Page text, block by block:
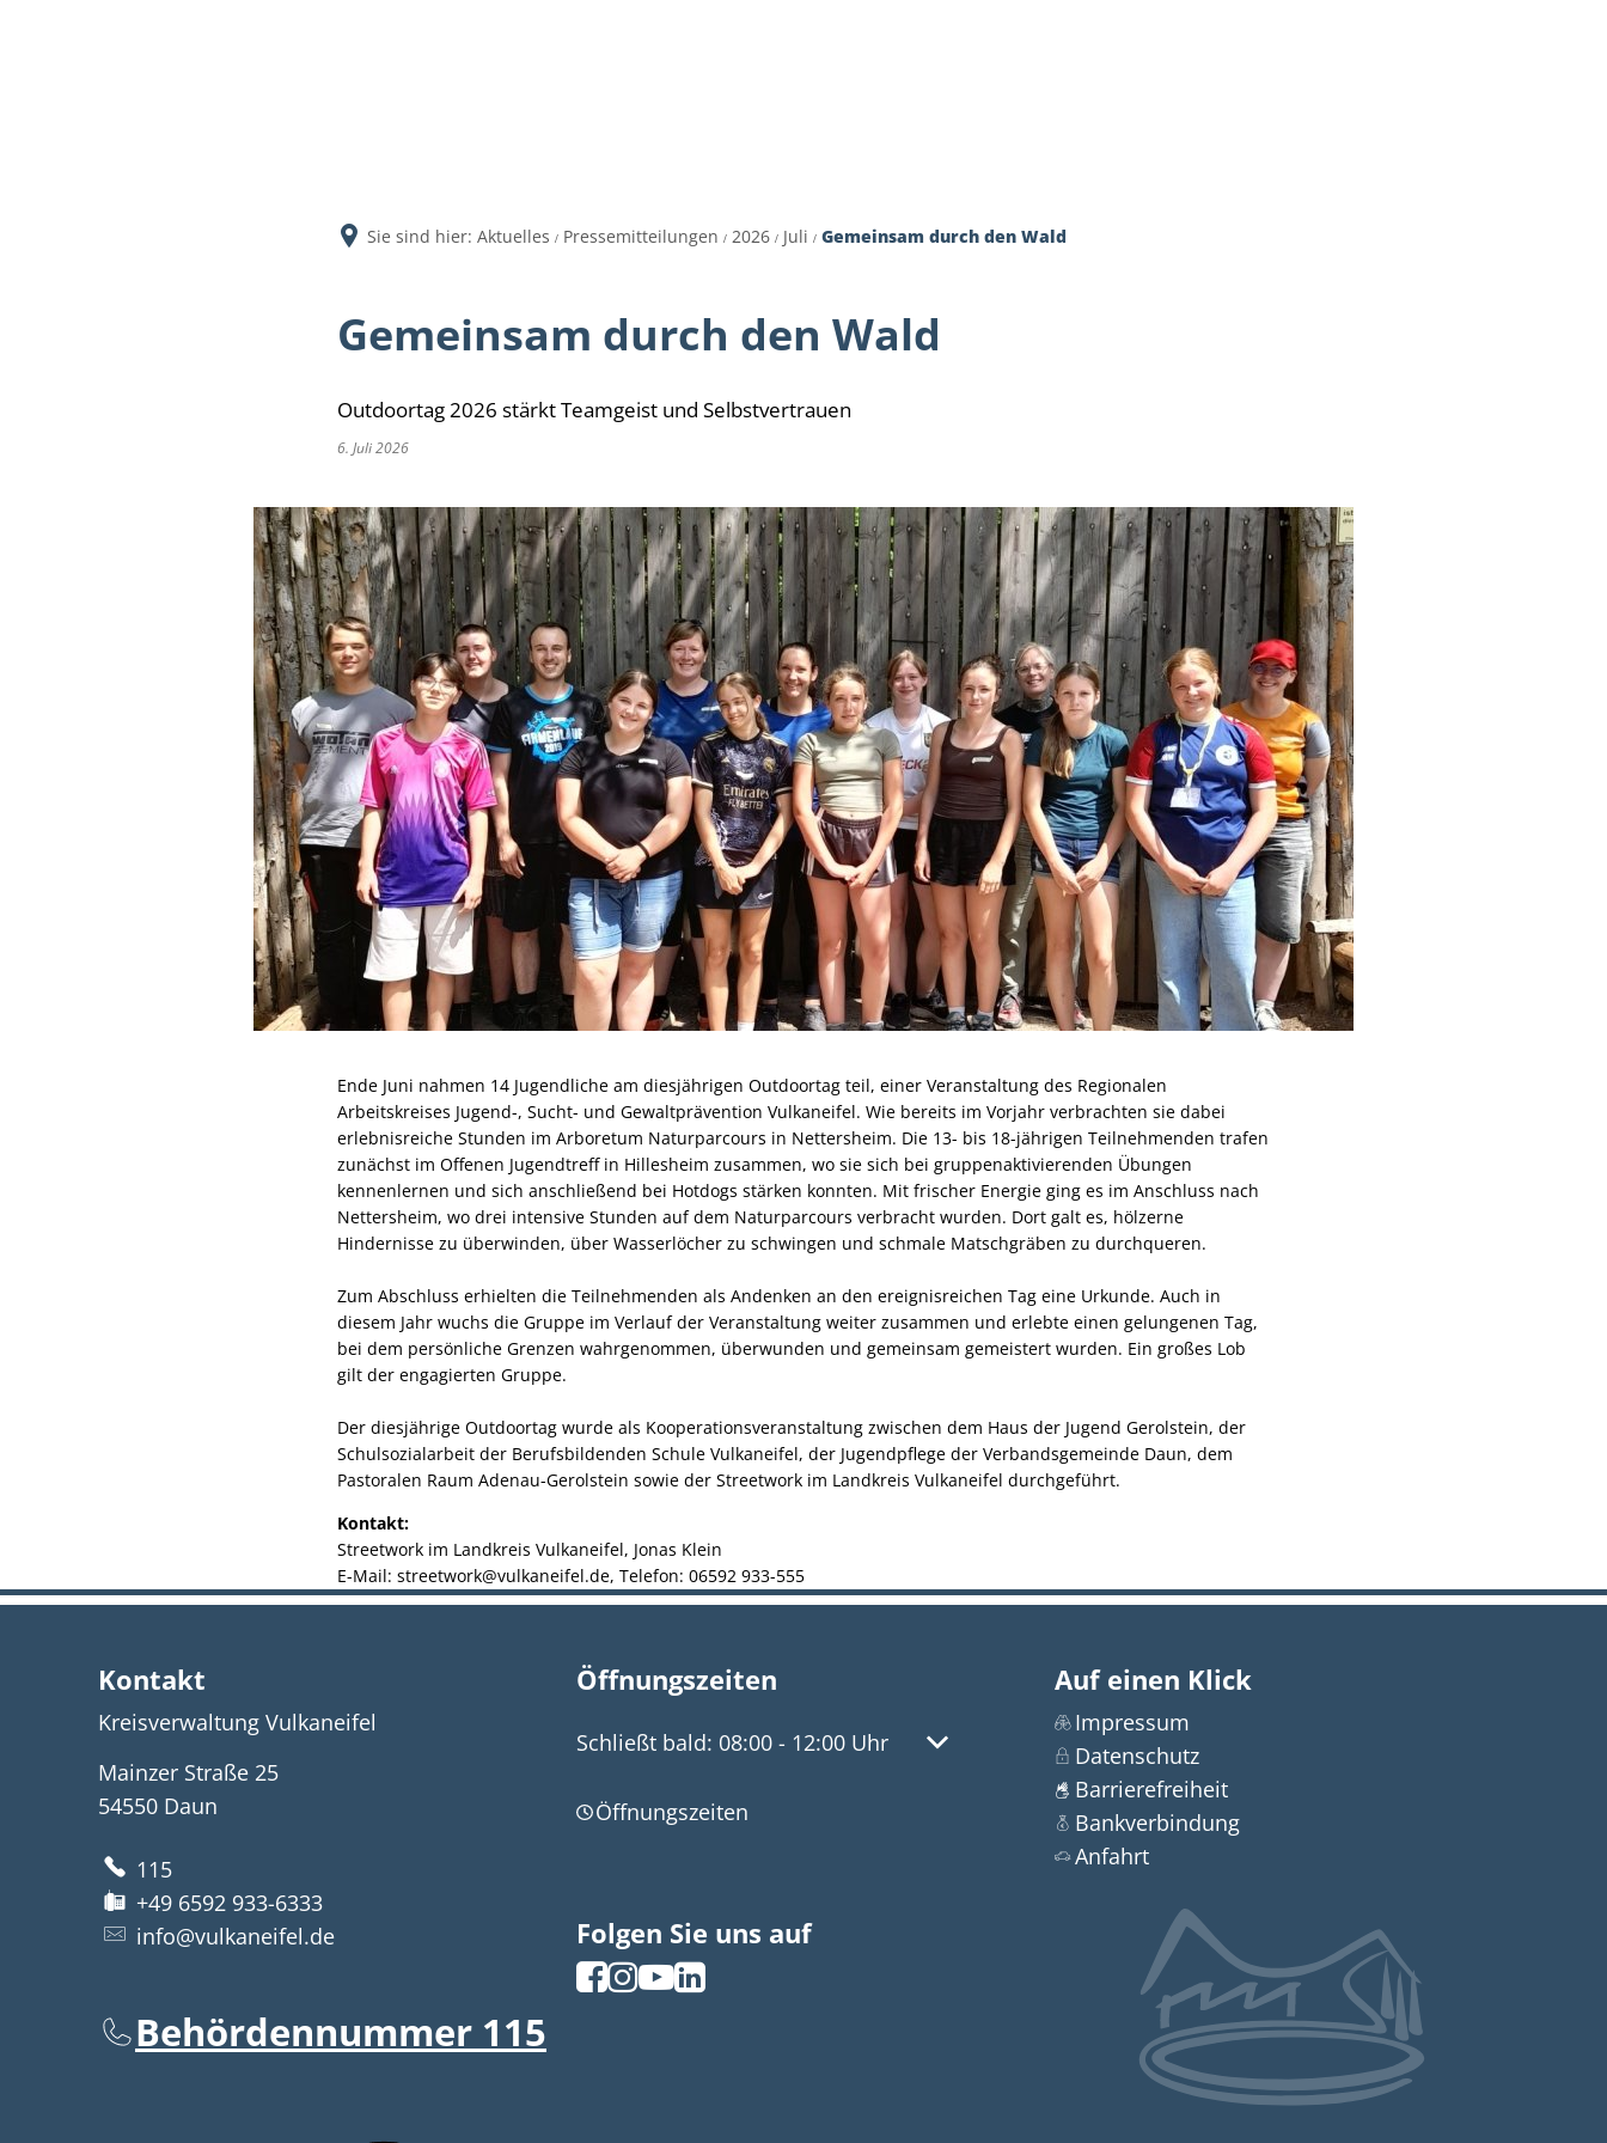
Sie sind hier: Aktuelles Pressemitteilungen 2026 Juli Gemeinsam durch den Wald
Gemeinsam durch den Wald
Outdoortag 2026 stärkt Teamgeist und Selbstvertrauen
6. Juli 2026
Ende Juni nahmen 14 Jugendliche am diesjährigen Outdoortag teil, einer Veranstaltung des Regionalen
Arbeitskreises Jugend-, Sucht- und Gewaltprävention Vulkaneifel. Wie bereits im Vorjahr verbrachten sie dabei
erlebnisreiche Stunden im Arboretum Naturparcours in Nettersheim. Die 13- bis 18-jährigen Teilnehmenden trafen
zunächst im Offenen Jugendtreff in Hillesheim zusammen, wo sie sich bei gruppenaktivierenden Übungen
kennenlernen und sich anschließend bei Hotdogs stärken konnten. Mit frischer Energie ging es im Anschluss nach
Nettersheim, wo drei intensive Stunden auf dem Naturparcours verbracht wurden. Dort galt es, hölzerne
Hindernisse zu überwinden, über Wasserlöcher zu schwingen und schmale Matschgräben zu durchqueren.
Zum Abschluss erhielten die Teilnehmenden als Andenken an den ereignisreichen Tag eine Urkunde. Auch in
diesem Jahr wuchs die Gruppe im Verlauf der Veranstaltung weiter zusammen und erlebte einen gelungenen Tag,
bei dem persönliche Grenzen wahrgenommen, überwunden und gemeinsam gemeistert wurden. Ein großes Lob
gilt der engagierten Gruppe.
Der diesjährige Outdoortag wurde als Kooperationsveranstaltung zwischen dem Haus der Jugend Gerolstein, der
Schulsozialarbeit der Berufsbildenden Schule Vulkaneifel, der Jugendpflege der Verbandsgemeinde Daun, dem
Pastoralen Raum Adenau-Gerolstein sowie der Streetwork im Landkreis Vulkaneifel durchgeführt.
Kontakt:
Streetwork im Landkreis Vulkaneifel, Jonas Klein
E-Mail: streetwork@vulkaneifel.de, Telefon: 06592 933-555
Kontakt
Kreisverwaltung Vulkaneifel
Mainzer Straße 25
54550 Daun
115
+49 6592 933-6333
info@vulkaneifel.de
Behördennummer 115
Öffnungszeiten
Klicken, um weitere Öffnungs- oder Schließzeiten auszublenden
Schließt bald: 08:00 - 12:00 Uhr Von 08:00 bis 12:00 Uhr
Öffnungszeiten
Folgen Sie uns auf
Auf einen Klick
Impressum
Datenschutz
Barrierefreiheit
Bankverbindung
Anfahrt